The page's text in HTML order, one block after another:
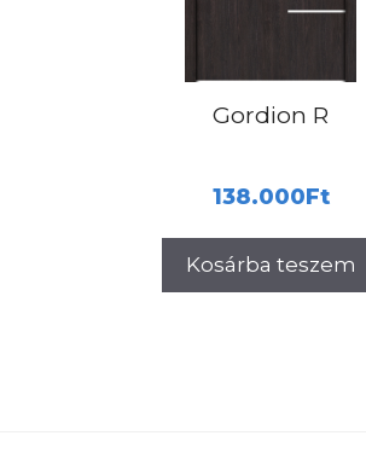
Gordion R
138.000Ft
Kosárba teszem